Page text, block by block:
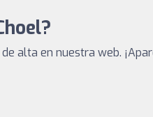
alta en nuestra web.